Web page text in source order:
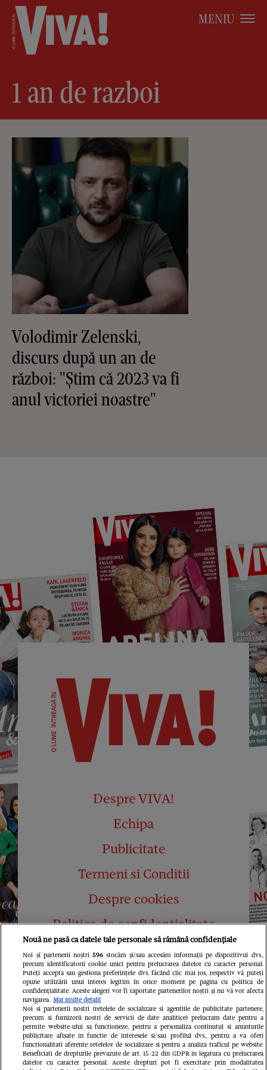
MENIU
1 an de razboi
Volodimir Zelenski,
discurs după un an de
război: "Știm că 2023 va fi
anul victoriei noastre"
Despre VIVA!
Echipa
Publicitate
Termeni si Conditii
Despre cookies
Politica de confidențialitate
Abonamente
Contact
Pariază responsabil! Decizia ONJN nr.
821/25.09.2025.
Nouă ne pasă ca datele tale personale să rămână confidențiale
Noi și partenerii noștri 596stocăm și/sau accesăm informații pe dispozitivul dvs.,
precum identificatorii cookie unici pentru prelucrarea datelor cu caracter personal.
Puteți accepta sau gestiona preferințele dvs. făcând clic mai jos, respectiv vă puteți
opune utilizării unui interes legitim în orice moment pe pagina cu politica de
confidențialitate. Aceste alegeri vor fi raportate partenerilor noștri și nu vă vor afecta
navigarea. Mai multe detalii
Noi si partenerii nostri (retelele de socializare si agentiile de publicitate partenere,
precum si furnizorii nostri de servicii de date analitice) prelucram date pentru a
permite website-ului sa functioneze, pentru a personaliza continutul si anunturile
publicitare afisate in functie de interesele si/sau profilul dvs., pentru a va oferi
functionalitati aferente retelelor de socializare si pentru a analiza traficul pe website.
Beneficiati de drepturile prevazute de art. 15-22 din GDPR in legatura cu prelucrarea
datelor cu caracter personal. Aceste drepturi pot fi exercitate prin modalitatea